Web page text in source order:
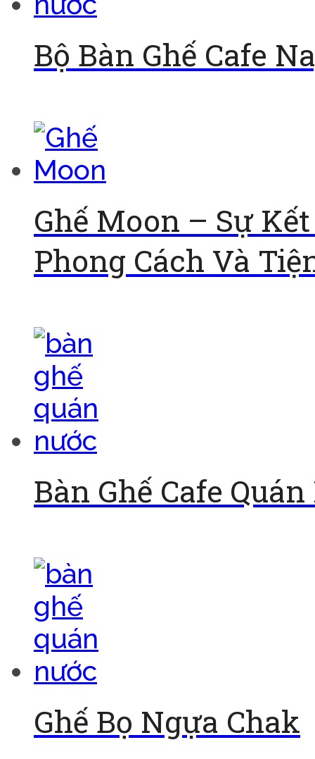
Bộ Bàn Ghế Cafe
Ghế Moon – Sự
Phong Cách Và
Bàn Ghế Cafe
Ghế Bọ Ngựa Chak